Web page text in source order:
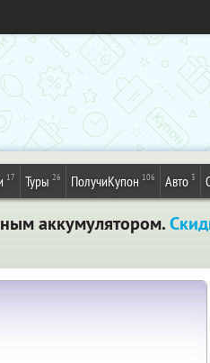
17 Туры 26 ПолучиКупон 106 Авто 3
аккумулятором.